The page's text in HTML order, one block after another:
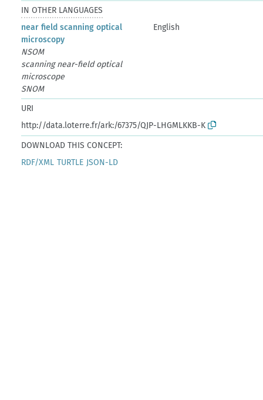
IN OTHER LANGUAGES
near field scanning optical
microscopy
English
NSOM
scanning near-field optical
microscope
SNOM
URI
http://data.loterre.fr/ark:/67375/QJP-LHGMLKKB-K
DOWNLOAD THIS CONCEPT:
RDF/XML TURTLE JSON-LD